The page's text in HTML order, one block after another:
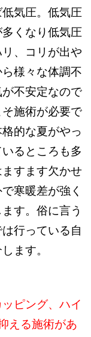
気圧。低気圧
くなり低気圧
、コリが出や
様々な体調不
不安定なので
施術が必要で
的な夏がやっ
るところも多
すます欠かせ
寒暖差が強く
す。俗に言う
行っている自
ます。
ピング、ハイ
える施術があ